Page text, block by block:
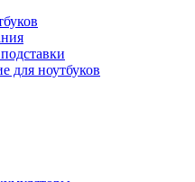
для ноутбуков